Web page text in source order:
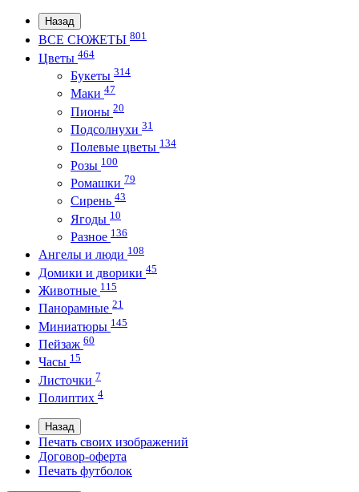
Назад
ВСЕ СЮЖЕТЫ 801
Цветы 464
Букеты 314
Маки 47
Пионы 20
Подсолнухи 31
Полевые цветы 134
Розы 100
Ромашки 79
Сирень 43
Ягоды 10
Разное 136
Ангелы и люди 108
Домики и дворики 45
Животные 115
Панорамные 21
Миниатюры 145
Пейзаж 60
Часы 15
Листочки 7
Полиптих 4
Назад
Печать своих изображений
Договор-оферта
Печать футболок